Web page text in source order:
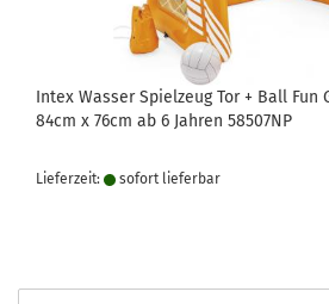
Intex Wasser Spielzeug Tor + Ball Fun
84cm x 76cm ab 6 Jahren 58507NP
Lieferzeit: sofort lie­fer­bar